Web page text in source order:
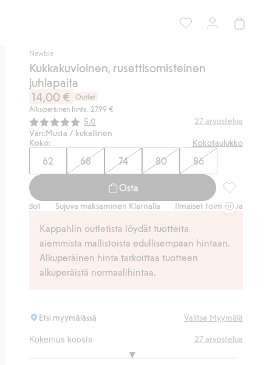
Newbie
Kukkakuvioinen, rusettisomisteinen
juhlapaita
14,00 €
Outlet
Alkuperäinen hinta: 27,99 €
Keskimääräinen luokitus:
5.0 27arvostelua
Väri:Musta / kukallinen
Koko:
Kokotaulukko
62 68 74 80 86
Osta
Sujuva maksaminen Klarnalla Ilmaiset toimitusvaihtoehdot
Kappahlin outletista löydät tuotteita
aiemmista mallistoista edullisempaan hintaan.
Alkuperäinen hinta tarkoittaa tuotteen
alkuperäistä normaalihintaa.
Etsi myymälässä Valitse Myymälä
Kokemus koosta 27arvostelua